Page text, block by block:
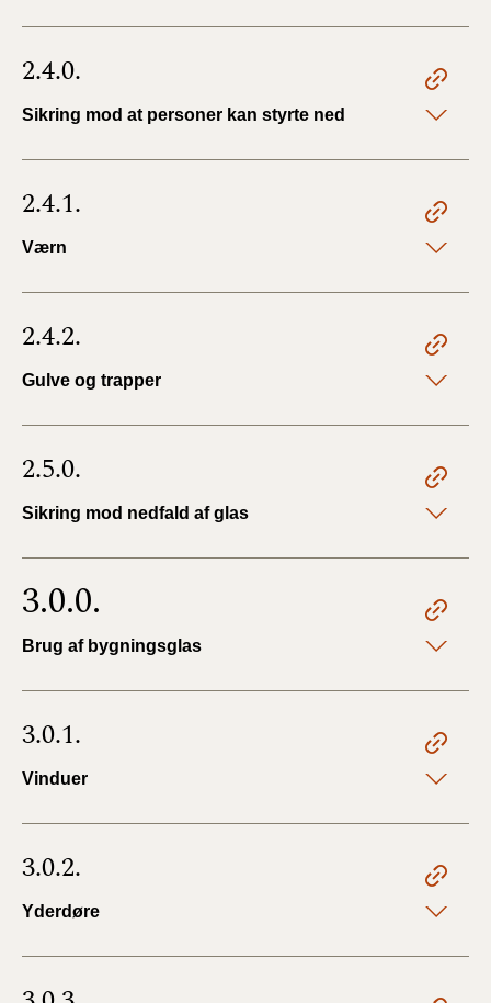
2.4.0.
Sikring mod at personer kan styrte ned
2.4.1.
Værn
2.4.2.
Gulve og trapper
2.5.0.
Sikring mod nedfald af glas
3.0.0.
Brug af bygningsglas
3.0.1.
Vinduer
3.0.2.
Yderdøre